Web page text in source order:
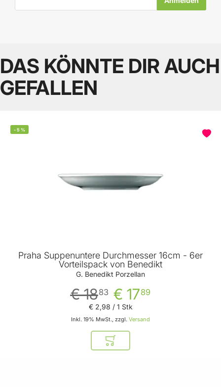
DAS KÖNNTE DIR AUCH
GEFALLEN
-5 %
Praha Suppenuntere Durchmesser 16cm - 6er
Vorteilspack von Benedikt
G. Benedikt Porzellan
€ 1789
€ 1883
Inkl. 19% MwSt., zzgl. Versand
€ 2,98 / 1 Stk
In den Warenkorb